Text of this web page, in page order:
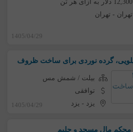
12,300 دلار به ازای هر تن
تهران - تهران
1405/04/29
بیلت / شمش مس
توافقی
یزد - یزد 1405/04/29
مال مسجد و حلیم